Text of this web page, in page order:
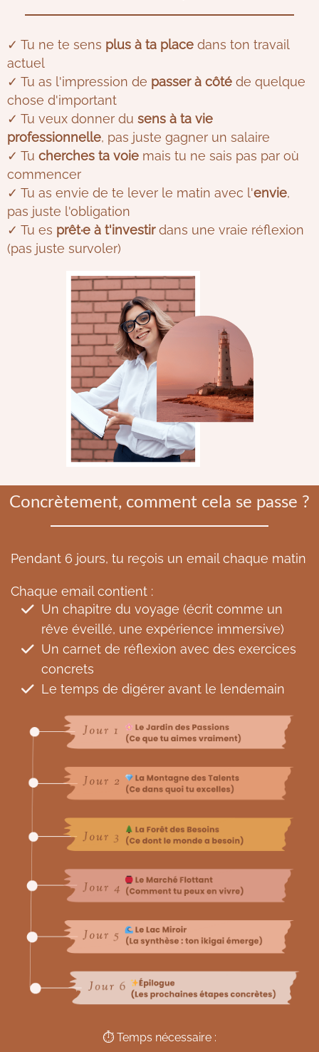
✓ Tu ne te sens plus à ta place dans ton travail
actuel
✓ Tu as l'impression de passer à côté de quelque
chose d'important
✓ Tu veux donner du sens à ta vie
professionnelle, pas juste gagner un salaire
✓ Tu cherches ta voie mais tu ne sais pas par où
commencer
✓ Tu as envie de te lever le matin avec l'envie,
pas juste l'obligation
✓ Tu es prêt·e à t'investirdans une vraie réflexion
(pas juste survoler)
Concrètement, comment cela se passe ?
Pendant 6 jours, tu reçois un email chaque matin
Chaque email contient :
Un chapitre du voyage (écrit comme un
rêve éveillé, une expérience immersive)
Un carnet de réflexion avec des exercices
concrets
Le temps de digérer avant le lendemain
⏱️ Temps nécessaire :